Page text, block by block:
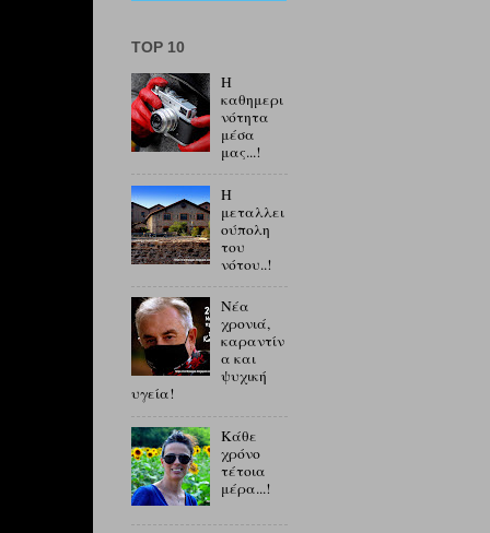
TOP 10
Η
καθημερι
νότητα
μέσα
μας...!
Η
μεταλλει
ούπολη
του
νότου..!
Νέα
χρονιά,
καραντίν
α και
ψυχική
υγεία!
Κάθε
χρόνο
τέτοια
μέρα...!